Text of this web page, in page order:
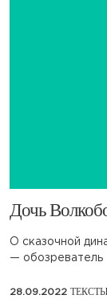
​Дочь
О сказочной
— обозреватель
28.09.2022